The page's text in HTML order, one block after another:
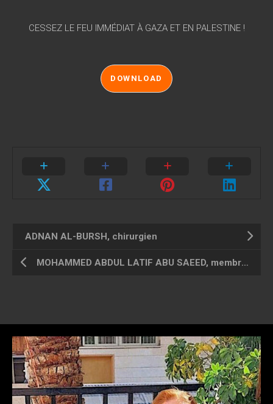
CESSEZ LE FEU IMMÉDIAT À GAZA ET EN PALESTINE !
DOWNLOAD
ADNAN AL-BURSH, chirurgien
MOHAMMED ABDUL LATIF ABU SAEED, membre du Croissant-rouge palestinien